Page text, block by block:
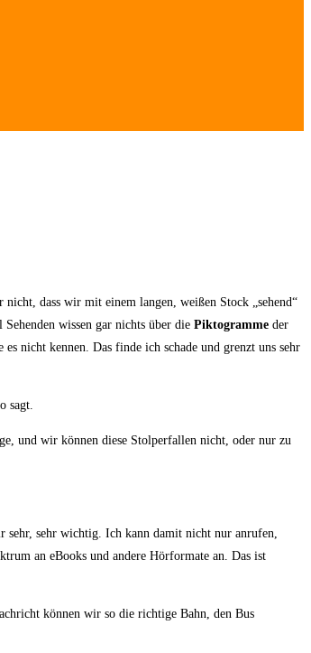
dass wir mit einem langen, weißen Stock „sehend“
wissen gar nichts über die Piktogramme der
nicht kennen. Das finde ich schade und grenzt uns sehr
sagt.
und wir können diese Stolperfallen nicht, oder nur zu
sehr, sehr wichtig. Ich kann damit nicht nur anrufen,
an eBooks und andere Hörformate an. Das ist
können wir so die richtige Bahn, den Bus